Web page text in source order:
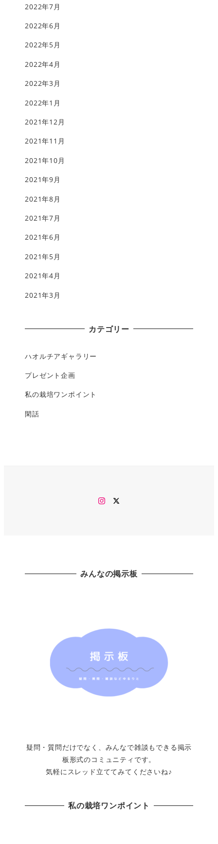
2022年7月
2022年6月
2022年5月
2022年4月
2022年3月
2022年1月
2021年12月
2021年11月
2021年10月
2021年9月
2021年8月
2021年7月
2021年6月
2021年5月
2021年4月
2021年3月
カテゴリー
ハオルチアギャラリー
プレゼント企画
私の栽培ワンポイント
閑話
Instagram
みんなの掲示板
疑問・質問だけでなく、みんなで雑談もできる掲示
板形式のコミュニティです。
気軽にスレッド立ててみてくださいね♪
私の栽培ワンポイント